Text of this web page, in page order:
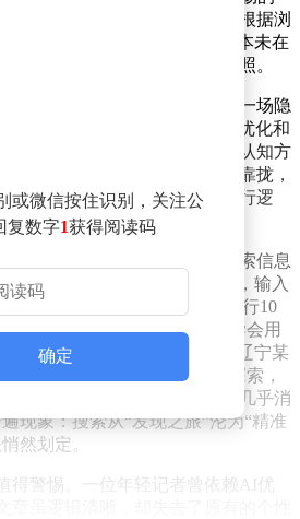
表达风格；夜晚购物时，算法根据浏
悄然填满购物车，其中不乏原本未在
，已成为现代生活的日常写照。
技术的掌控者，却未意识到，一场隐
展开。AI通过数据收集、算法优化和
类的行为模式、偏好选择乃至认知方
人类正不自觉地向技术的规则靠拢，
却深刻影响着个体与社会的运行逻
人们的表达习惯。十年前，搜索信息
，如“哪家餐厅环境好”；如今，输入
200元以内、评分4.8以上、步行10
种转变并非偶然——用户逐渐学会用
算法，以换取更精准的结果。辽宁某
“以前查资料会用宽泛关键词探索，
式，思维越来越固化，探索欲几乎消
现象：搜索从“发现之旅”沦为“精准
然划定。
得警惕。一位年轻记者曾依赖AI优
或微信按住识别，关注公
复数字1获得阅读码
确定